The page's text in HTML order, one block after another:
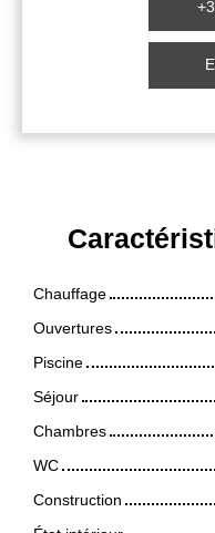
Chauffage
Ouvertures
Piscine
Séjour
Chambres
WC
Construction